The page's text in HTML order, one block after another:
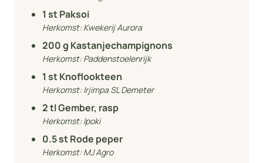
1 st Paksoi
Herkomst:Kwekerij Aurora
200g Kastanjechampignons
Herkomst:Paddenstoelenrijk
1 st Knoflookteen
Herkomst:Irjimpa SL Demeter
2tl Gember, rasp
Herkomst:Ipoki
0.5st Rode peper
Herkomst:MJ Agro